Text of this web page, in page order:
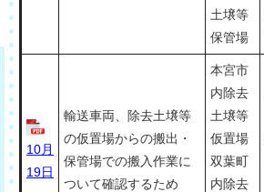
土壌等
保管場
10月
19日
輸送車両、除去土壌等
の仮置場からの搬出・
保管場での搬入作業に
ついて確認するため
本宮市
内除去
土壌等
仮置場
双葉町
内除去